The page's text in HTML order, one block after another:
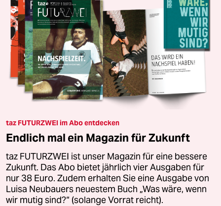
taz FUTURZWEI im Abo entdecken
Endlich mal ein Magazin für Zukunft
taz FUTURZWEI ist unser Magazin für eine bessere
Zukunft. Das Abo bietet jährlich vier Ausgaben für
nur 38 Euro. Zudem erhalten Sie eine Ausgabe von
Luisa Neubauers neuestem Buch „Was wäre, wenn
wir mutig sind?“ (solange Vorrat reicht).